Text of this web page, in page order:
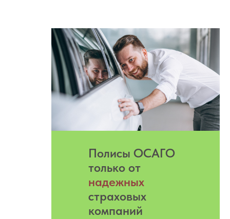
Полисы ОСАГО
только от
надежных
страховых
компаний